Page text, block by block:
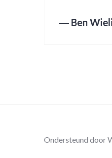
― Ben
Ondersteund door